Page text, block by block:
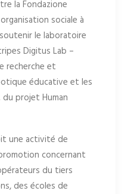
la Fondazione
sociale à
le laboratoire
Digitus Lab –
recherche et
éducative et les
projet Human
une activité de
concernant
du tiers
des écoles de